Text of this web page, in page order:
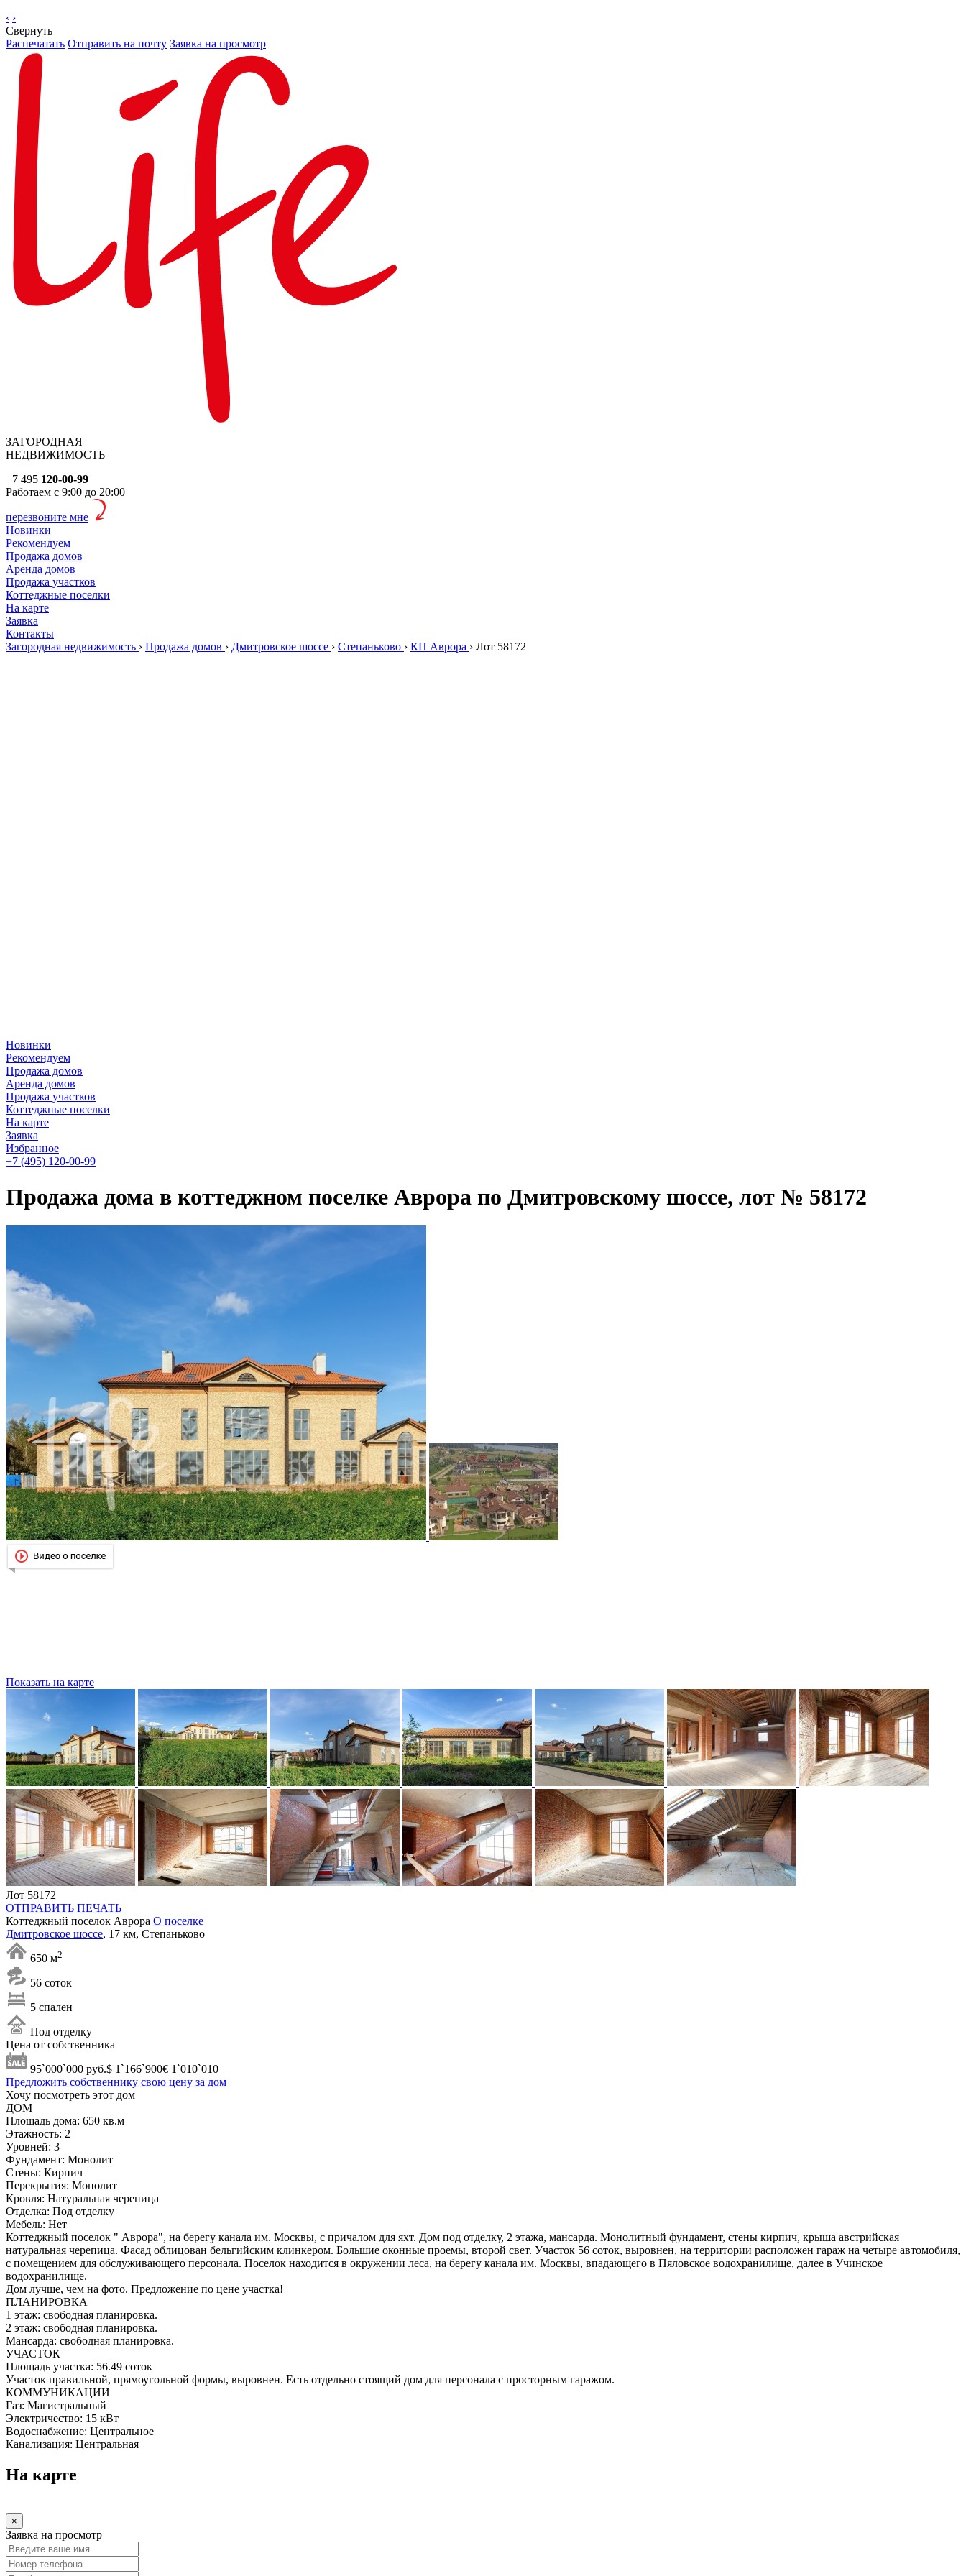
‹ ›
Свернуть
Распечатать Отправить на почту Заявка на просмотр
ЗАГОРОДНАЯ
НЕДВИЖИМОСТЬ
+7 495 120-00-99
Работаем с 9:00 до 20:00
перезвоните мне
Новинки
Рекомендуем
Продажа домов
Аренда домов
Продажа участков
Коттеджные поселки
На карте
Заявка
Контакты
Загородная недвижимость › Продажа домов › Дмитровское шоссе › Степаньково › КП Аврора › Лот 58172
Новинки
Рекомендуем
Продажа домов
Аренда домов
Продажа участков
Коттеджные поселки
На карте
Заявка
Избранное
+7 (495) 120-00-99
Продажа дома в коттеджном поселке Аврора по Дмитровскому шоссе, лот № 58172
Показать на карте
Лот 58172
ОТПРАВИТЬ ПЕЧАТЬ
Коттеджный поселок Аврора О поселке
Дмитровское шоссе, 17 км, Степаньково
650 м2
56 соток
5 спален
Под отделку
Цена от собственника
95`000`000 руб.$ 1`166`900€ 1`010`010
Предложить собственнику свою цену за дом
Хочу посмотреть этот дом
ДОМ
Площадь дома: 650 кв.м
Этажность: 2
Уровней: 3
Фундамент: Монолит
Стены: Кирпич
Перекрытия: Монолит
Кровля: Натуральная черепица
Отделка: Под отделку
Мебель: Нет
Коттеджный поселок " Аврора", на берегу канала им. Москвы, с причалом для яхт. Дом под отделку, 2 этажа, мансарда. Монолитный фундамент, стены кирпич, крыша австрийская
натуральная черепица. Фасад облицован бельгийским клинкером. Большие оконные проемы, второй свет. Участок 56 соток, выровнен, на территории расположен гараж на четыре автомобиля,
с помещением для обслуживающего персонала. Поселок находится в окружении леса, на берегу канала им. Москвы, впадающего в Пяловское водохранилище, далее в Учинское
водохранилище.
Дом лучше, чем на фото. Предложение по цене участка!
ПЛАНИРОВКА
1 этаж: свободная планировка.
2 этаж: свободная планировка.
Мансарда: свободная планировка.
УЧАСТОК
Площадь участка: 56.49 соток
Участок правильной, прямоугольной формы, выровнен. Есть отдельно стоящий дом для персонала с просторным гаражом.
КОММУНИКАЦИИ
Газ: Магистральный
Электричество: 15 кВт
Водоснабжение: Центральное
Канализация: Центральная
На карте
×
Заявка на просмотр